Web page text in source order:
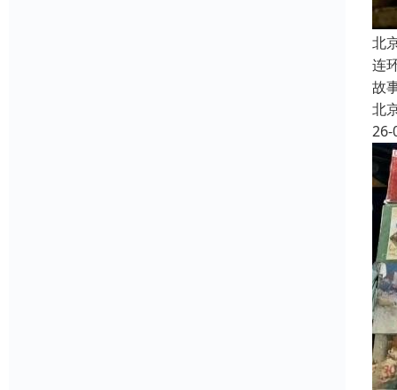
北
连
故
北
26-